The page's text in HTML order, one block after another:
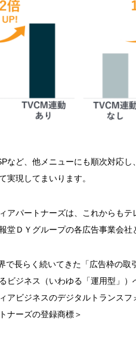
など、他メニューにも順次対応
実現してまいります。
アパートナーズは、これからも
堂ＤＹグループの各広告事業会
で長らく続いてきた「広告枠の
ビジネス（いわゆる「運用型」
アビジネスのデジタルトランス
ナーズの登録商標＞